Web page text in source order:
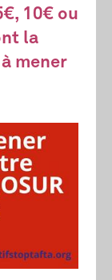
10€ ou
la
mener